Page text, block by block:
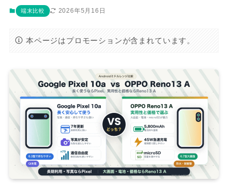
端末比較 2026年5月16日
本ページはプロモーションが含まれています。